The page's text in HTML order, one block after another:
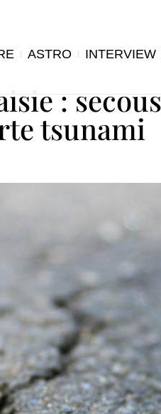
ASTRO
INTERVIEW
:
tsunami